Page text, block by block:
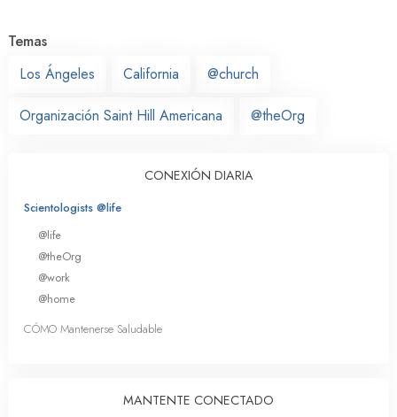
Temas
Los Ángeles
California @church
Organización Saint Hill Americana @theOrg
CONEXIÓN DIARIA
Scientologists @life
@life
@theOrg
@work
@home
CÓMO Mantenerse Saludable
MANTENTE CONECTADO